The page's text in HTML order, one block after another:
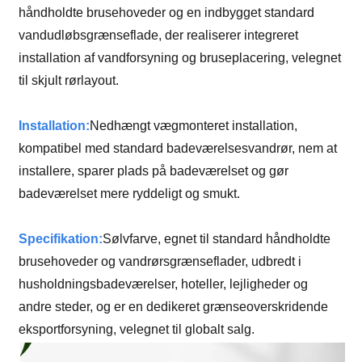
håndholdte brusehoveder og en indbygget standard
vandudløbsgrænseflade, der realiserer integreret
installation af vandforsyning og bruseplacering, velegnet
til skjult rørlayout.
Installation:Nedhængt vægmonteret installation,
kompatibel med standard badeværelsesvandrør, nem at
installere, sparer plads på badeværelset og gør
badeværelset mere ryddeligt og smukt.
Specifikation:Sølvfarve, egnet til standard håndholdte
brusehoveder og vandrørsgrænseflader, udbredt i
husholdningsbadeværelser, hoteller, lejligheder og
andre steder, og er en dedikeret grænseoverskridende
eksportforsyning, velegnet til globalt salg.